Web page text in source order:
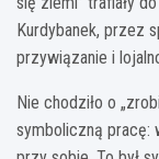
Kurdybanek, przez
przywiązanie i
Nie chodziło o
symboliczną pracę: